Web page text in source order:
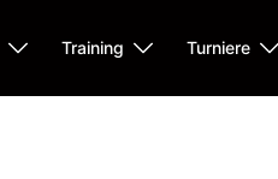
Training Turniere